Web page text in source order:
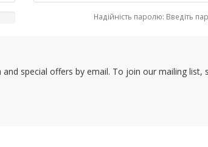
Надійність паролю: Введіть
special offers by email. To join our mailing list,